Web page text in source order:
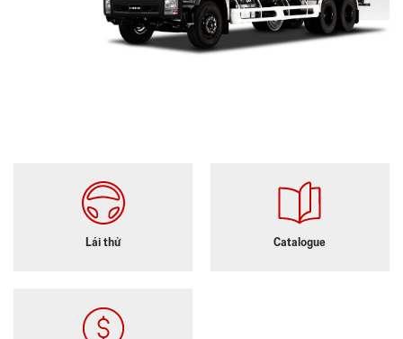
Lái thử Catalogue